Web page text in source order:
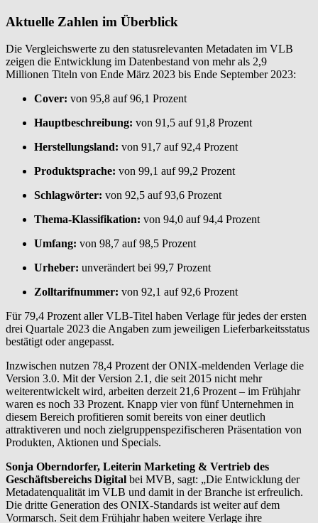
Aktuelle Zahlen im Überblick
Die Vergleichswerte zu den statusrelevanten Metadaten im VLB
zeigen die Entwicklung im Datenbestand von mehr als 2,9
Millionen Titeln von Ende März 2023 bis Ende September 2023:
Cover: von 95,8 auf 96,1 Prozent
Hauptbeschreibung: von 91,5 auf 91,8 Prozent
Herstellungsland: von 91,7 auf 92,4 Prozent
Produktsprache: von 99,1 auf 99,2 Prozent
Schlagwörter: von 92,5 auf 93,6 Prozent
Thema-Klassifikation: von 94,0 auf 94,4 Prozent
Umfang: von 98,7 auf 98,5 Prozent
Urheber: unverändert bei 99,7 Prozent
Zolltarifnummer: von 92,1 auf 92,6 Prozent
Für 79,4 Prozent aller VLB-Titel haben Verlage für jedes der ersten
drei Quartale 2023 die Angaben zum jeweiligen Lieferbarkeitsstatus
bestätigt oder angepasst.
Inzwischen nutzen 78,4 Prozent der ONIX-meldenden Verlage die
Version 3.0. Mit der Version 2.1, die seit 2015 nicht mehr
weiterentwickelt wird, arbeiten derzeit 21,6 Prozent – im Frühjahr
waren es noch 33 Prozent. Knapp vier von fünf Unternehmen in
diesem Bereich profitieren somit bereits von einer deutlich
attraktiveren und noch zielgruppenspezifischeren Präsentation von
Produkten, Aktionen und Specials.
Sonja Oberndorfer, Leiterin Marketing & Vertrieb des
Geschäftsbereichs Digital bei MVB, sagt: „Die Entwicklung der
Metadatenqualität im VLB und damit in der Branche ist erfreulich.
Die dritte Generation des ONIX-Standards ist weiter auf dem
Vormarsch. Seit dem Frühjahr haben weitere Verlage ihre